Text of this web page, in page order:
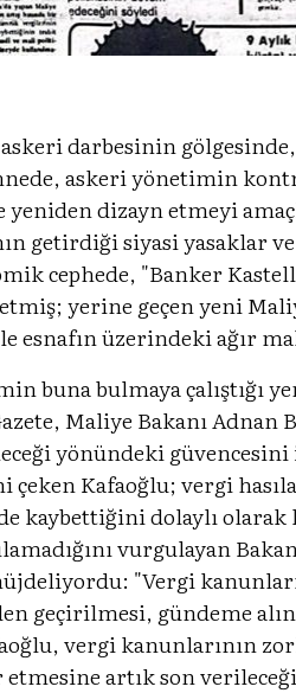
askeri darbesinin
askeri yönetimin
dizayn etmeyi
getirdiği siyasi yasaklar
cephede, "Banker
yerine geçen yeni
üzerindeki ağır
buna bulmaya çalıştığı
Maliye Bakanı
yönündeki
Kafaoğlu; vergi
dolaylı
vurgulayan
"Vergi
geçirilmesi, gündeme
vergi kanunlarının
artık son